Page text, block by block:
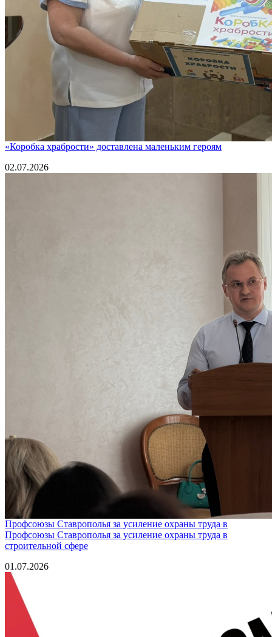
«Коробка храбрости» доставлена маленьким героям
02.07.2026
Профсоюзы Ставрополья за усиление охраны труда в
Профсоюзы Ставрополья за усиление охраны труда в
строительной сфере
01.07.2026